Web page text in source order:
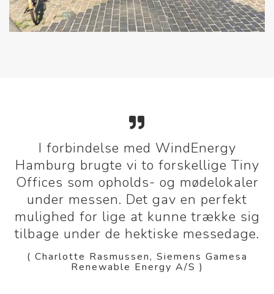
I forbindelse med WindEnergy
Hamburg brugte vi to forskellige Tiny
Offices som opholds- og mødelokaler
under messen. Det gav en perfekt
mulighed for lige at kunne trække sig
tilbage under de hektiske messedage.
( Charlotte Rasmussen, Siemens Gamesa
Renewable Energy A/S )